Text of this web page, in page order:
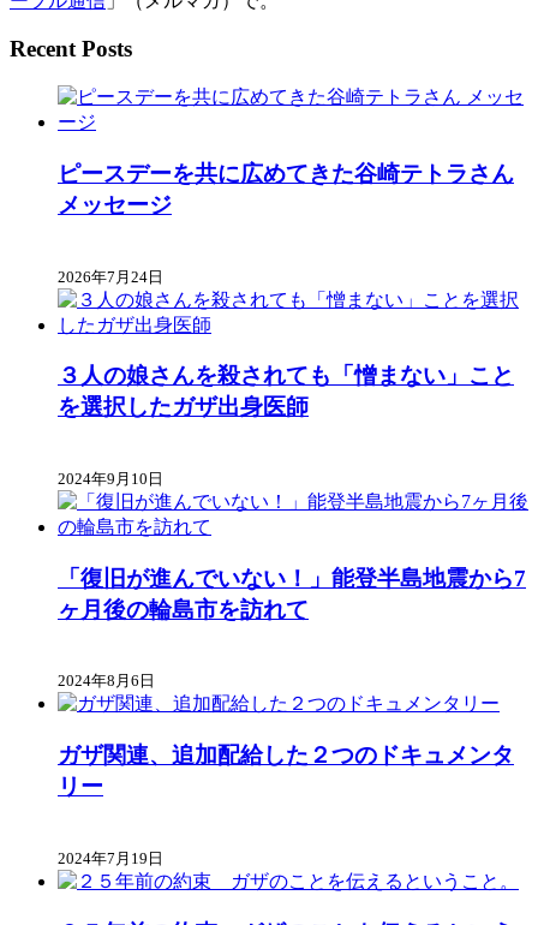
Recent Posts
ピースデーを共に広めてきた谷崎テトラさん
メッセージ
2026年7月24日
３人の娘さんを殺されても「憎まない」こと
を選択したガザ出身医師
2024年9月10日
「復旧が進んでいない！」能登半島地震から7
ヶ月後の輪島市を訪れて
2024年8月6日
ガザ関連、追加配給した２つのドキュメンタ
リー
2024年7月19日